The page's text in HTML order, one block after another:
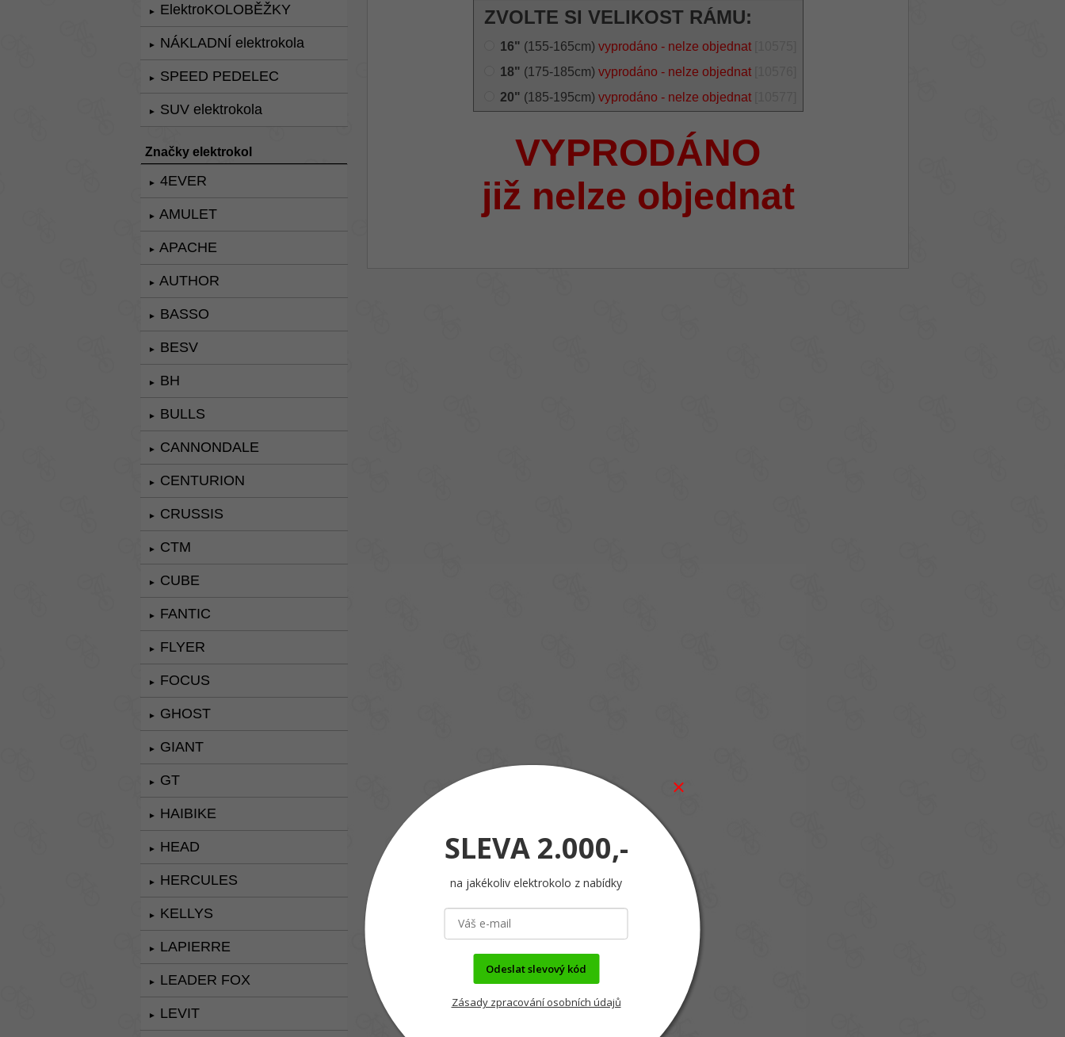
► ElektroKOLOBĚŽKY
► NÁKLADNÍ elektrokola
► SPEED PEDELEC
► SUV elektrokola
Značky elektrokol
► 4EVER
► AMULET
► APACHE
► AUTHOR
► BASSO
► BESV
► BH
► BULLS
► CANNONDALE
► CENTURION
► CRUSSIS
► CTM
► CUBE
► FANTIC
► FLYER
► FOCUS
► GHOST
► GIANT
► GT
► HAIBIKE
► HEAD
► HERCULES
► KELLYS
► LAPIERRE
► LEADER FOX
► LEVIT
ZVOLTE SI VELIKOST RÁMU:
16" (155-165cm) vyprodáno - nelze objednat
18" (175-185cm) vyprodáno - nelze objednat
20" (185-195cm) vyprodáno - nelze objednat
VYPRODÁNO
již nelze objednat
SLEVA 2.000,-
na jakékoliv elektrokolo z nabídky
Odeslat slevový kód
Zásady zpracování osobních údajů